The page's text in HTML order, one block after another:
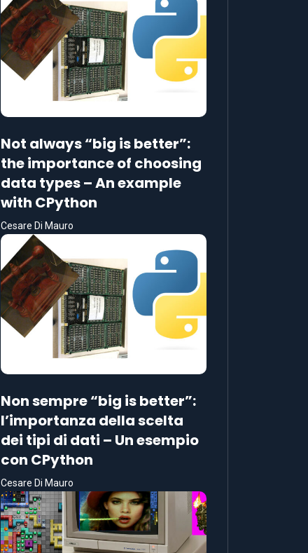
Not always “big is better”:
the importance of choosing
data types – An example
with CPython
Cesare Di Mauro
Non sempre “big is better”:
l’importanza della scelta
dei tipi di dati – Un esempio
con CPython
Cesare Di Mauro